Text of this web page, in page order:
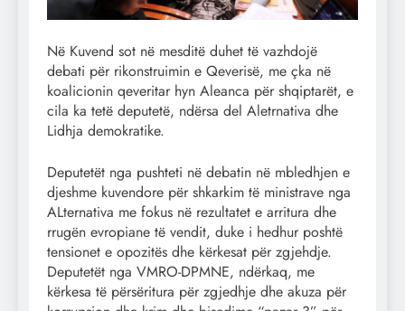
Në Kuvend sot në mesditë duhet të vazhdojë
debati për rikonstruimin e Qeverisë, me çka në
koalicionin qeveritar hyn Aleanca për shqiptarët, e
cila ka tetë deputetë, ndërsa del Aletrnativa dhe
Lidhja demokratike.
Deputetët nga pushteti në debatin në mbledhjen e
djeshme kuvendore për shkarkim të ministrave nga
ALternativa me fokus në rezultatet e arritura dhe
rrugën evropiane të vendit, duke i hedhur poshtë
tensionet e opozitës dhe kërkesat për zgjehdje.
Deputetët nga VMRO-DPMNE, ndërkaq, me
kërkesa të përsëritura për zgjedhje dhe akuza për